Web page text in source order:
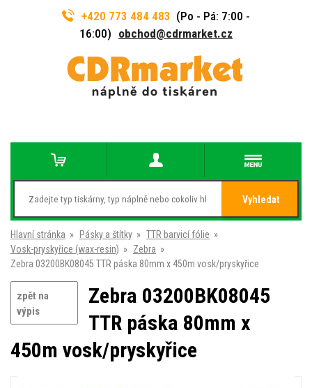
+420 773 484 483 (Po - Pá: 7:00 -
16:00) obchod@cdrmarket.cz
Vyhledat
Hlavní stránka » Pásky a štítky » TTR barvicí fólie »
Vosk-pryskyřice (wax-resin) » Zebra »
Zebra 03200BK08045 TTR páska 80mm x 450m vosk/pryskyřice
zpět na
výpis
Zebra 03200BK08045
TTR páska 80mm x
450m vosk/pryskyřice